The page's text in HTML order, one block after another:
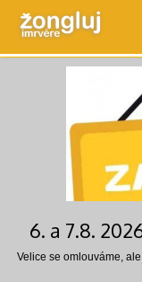
6. a 7.8.
Velice se omlouváme,